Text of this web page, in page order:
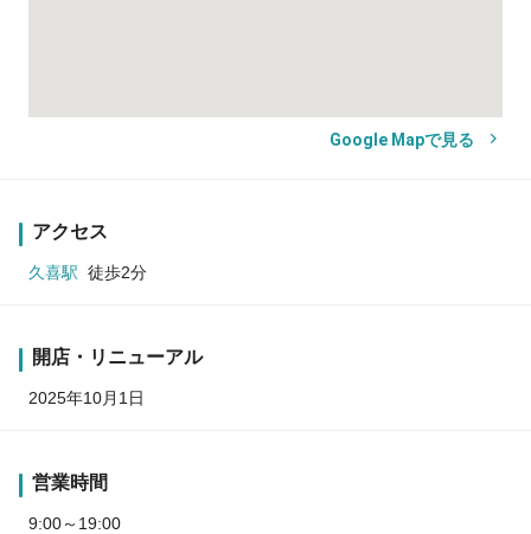
Google Mapで見る
アクセス
久喜駅 徒歩2分
開店・リニューアル
2025年10月1日
営業時間
9:00～19:00